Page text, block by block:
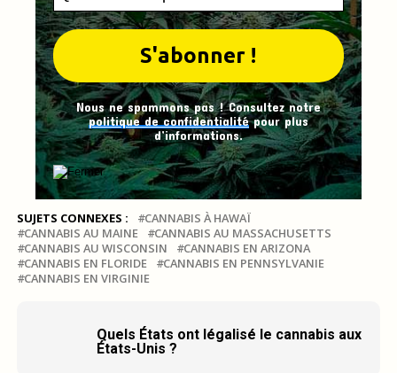
Nous ne spammons pas ! Consultez notre
politique de confidentialitépour plus
d’informations.
SUJETS CONNEXES :
CANNABIS À HAWAÏ
CANNABIS AU MAINE
CANNABIS AU MASSACHUSETTS
CANNABIS AU WISCONSIN
CANNABIS EN ARIZONA
CANNABIS EN FLORIDE
CANNABIS EN PENNSYLVANIE
CANNABIS EN VIRGINIE
Quels États ont légalisé le cannabis aux
États-Unis ?